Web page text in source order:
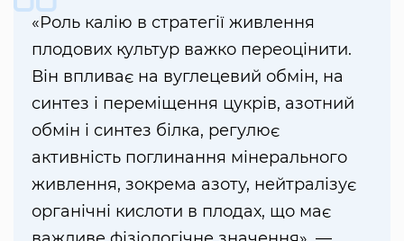
«Роль калію в стратегії живлення
плодових культур важко переоцінити.
Він впливає на вуглецевий обмін, на
синтез і переміщення цукрів, азотний
обмін і синтез білка, регулює
активність поглинання мінерального
живлення, зокрема азоту, нейтралізує
органічні кислоти в плодах, що має